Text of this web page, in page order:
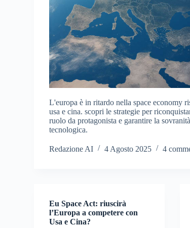
L'europa è in ritardo nella space economy
usa e cina. scopri le strategie per
ruolo da protagonista e garantire la sovranità
tecnologica.
Redazione AI 4 Agosto 2025 4
Eu Space Act: riuscirà
l’Europa a competere con
Usa e Cina?